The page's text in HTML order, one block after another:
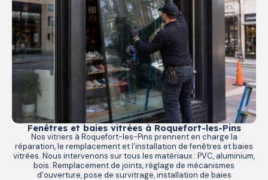
Fenêtres et baies vitrées à Roquefort-les-Pins
Nos vitriers à Roquefort-les-Pins prennent en charge la
réparation, le remplacement et l’installation de fenêtres et baies
vitrées. Nous intervenons sur tous les matériaux : PVC, aluminium,
bois. Remplacement de joints, réglage de mécanismes
d’ouverture, pose de survitrage, installation de baies